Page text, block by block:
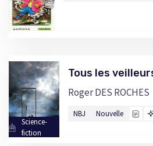
Science-
fiction
Tous les
Roger DES ROCHES
NBJ Nouvelle